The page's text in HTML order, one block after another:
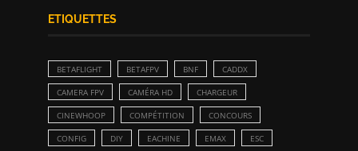
ETIQUETTES
BETAFLIGHT BETAFPV BNF CADDX
CAMERA FPV CAMÉRA HD CHARGEUR
CINEWHOOP COMPÉTITION CONCOURS
CONFIG DIY EACHINE EMAX ESC